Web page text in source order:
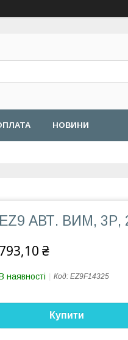
НОВИНИ
EZ9 АВТ. ВИМ, 3Р,
793,10 ₴
наявності Код: EZ9F14325
Купити